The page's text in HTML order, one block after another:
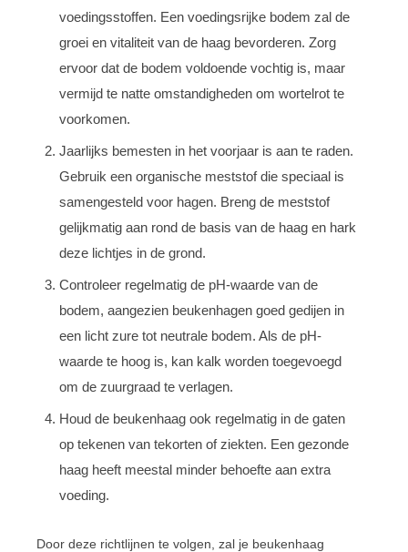
voedingsstoffen. Een voedingsrijke bodem zal de
groei en vitaliteit van de haag bevorderen. Zorg
ervoor dat de bodem voldoende vochtig is, maar
vermijd te natte omstandigheden om wortelrot te
voorkomen.
Jaarlijks bemesten in het voorjaar is aan te raden.
Gebruik een organische meststof die speciaal is
samengesteld voor hagen. Breng de meststof
gelijkmatig aan rond de basis van de haag en hark
deze lichtjes in de grond.
Controleer regelmatig de pH-waarde van de
bodem, aangezien beukenhagen goed gedijen in
een licht zure tot neutrale bodem. Als de pH-
waarde te hoog is, kan kalk worden toegevoegd
om de zuurgraad te verlagen.
Houd de beukenhaag ook regelmatig in de gaten
op tekenen van tekorten of ziekten. Een gezonde
haag heeft meestal minder behoefte aan extra
voeding.
Door deze richtlijnen te volgen, zal je beukenhaag